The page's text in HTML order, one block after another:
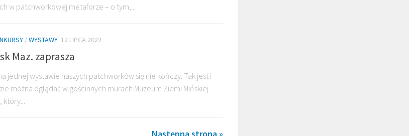
w patchworkowej metaforze – o tym,...
/WYSTAWY 12 LIPCA 2022
Maz. zaprasza
jednej wystawie naszych patchworków się nie kończy. Tak jest i
można oglądać w gościnnych murach Muzeum Ziemi Mińskiej.
Następna strona »